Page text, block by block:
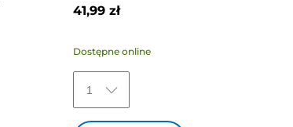
41,99 zł
Dostępne online
1